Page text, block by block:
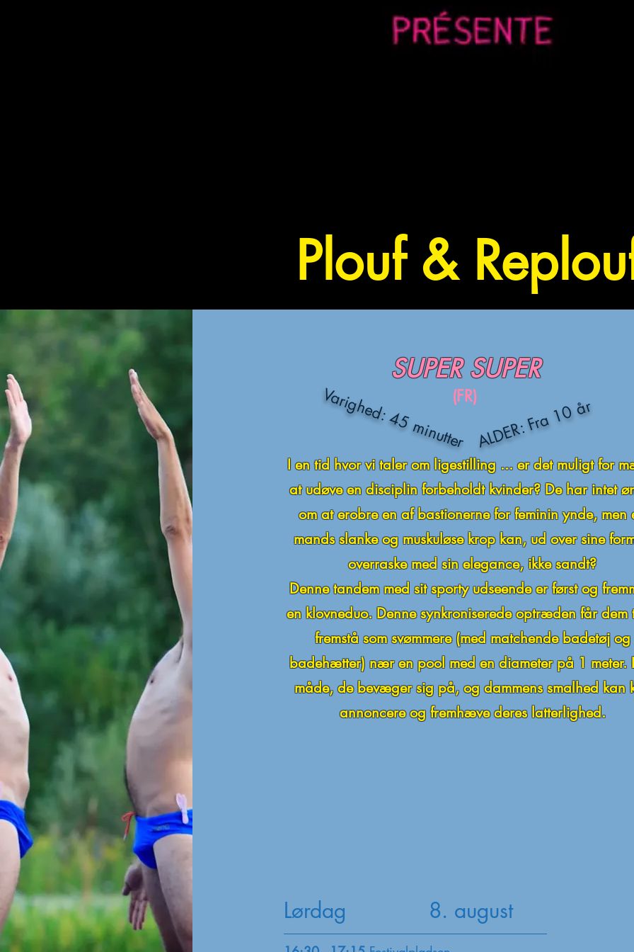
Plouf &
I en tid hvor vi taler om ligestilling ... er det muligt for
at udøve en disciplin forbeholdt kvinder? De har intet
om at erobre en af ​​bastionerne for feminin ynde, men
mands slanke og muskuløse krop kan, ud over sine
overraske med sin elegance, ikke sandt?
Denne tandem med sit sporty udseende er først og
en klovneduo. Denne synkroniserede optræden får dem
fremstå som svømmere (med matchende badetøj og
badehætter) nær en pool med en diameter på 1 meter.
måde, de bevæger sig på, og dammens smalhed kan
annoncere og fremhæve deres latterlighed.
Varighed: 45 minutterALDER: Fra 10 år
SUPER SUPER
(FR)
Lørdag 8. august